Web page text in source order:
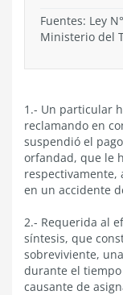
Fuentes: Ley
Ministerio del
1.- Un particular
reclamando en
suspendió el
orfandad, que le
respectivamente,
en un accidente
2.- Requerida al
síntesis, que
sobreviviente,
durante el
causante de